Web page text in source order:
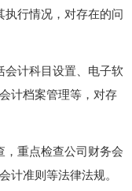
行情况，对存在的问
计科目设置、电子软
计档案管理等，对存
重点检查公司财务会
计准则等法律法规。